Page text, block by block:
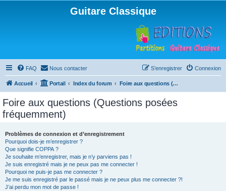
Guitare Classique
FAQ Nous contacter Connexion
S’enregistrer
Accueil Portail Index du forum Foire aux questions (Questions posées fréquemment)
Foire aux questions (Questions posées
fréquemment)
Problèmes de connexion et d’enregistrement
Pourquoi dois-je m’enregistrer ?
Que signifie COPPA ?
Je souhaite m’enregistrer, mais je n’y parviens pas !
Je suis enregistré mais je ne peux pas me connecter !
Pourquoi ne puis-je pas me connecter ?
Je me suis enregistré par le passé mais je ne peux plus me connecter ?!
J’ai perdu mon mot de passe !